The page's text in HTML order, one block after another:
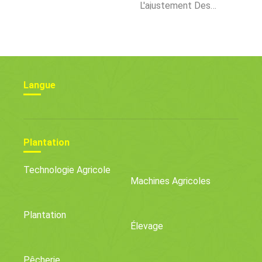
L'ajustement Des
Langue
Plantation
Technologie Agricole
Machines Agricoles
Plantation
Élevage